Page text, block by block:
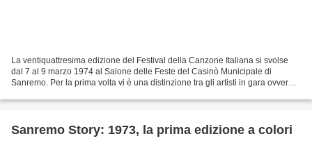
La ventiquattresima edizione del Festival della Canzone Italiana si svolse
dal 7 al 9 marzo 1974 al Salone delle Feste del Casinò Municipale di
Sanremo. Per la prima volta vi è una distinzione tra gli artisti in gara ovvero
Sanremo Story: 1973, la prima edizione a colori